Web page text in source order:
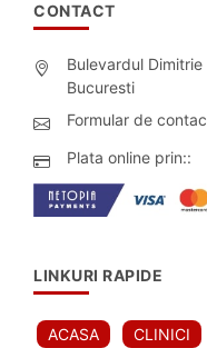
CONTACT
Bulevardul
Bucuresti
Formular de
Plata online prin::
LINKURI RAPIDE
ACASA CLINICI